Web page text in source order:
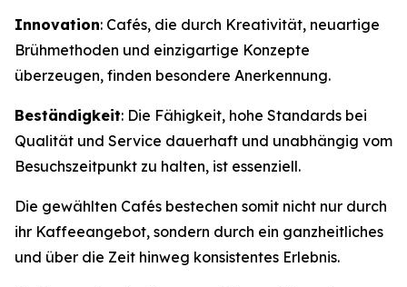
Innovation: Cafés, die durch Kreativität, neuartige
Brühmethoden und einzigartige Konzepte
überzeugen, finden besondere Anerkennung.
Beständigkeit: Die Fähigkeit, hohe Standards bei
Qualität und Service dauerhaft und unabhängig vom
Besuchszeitpunkt zu halten, ist essenziell.
Die gewählten Cafés bestechen somit nicht nur durch
ihr Kaffeeangebot, sondern durch ein ganzheitliches
und über die Zeit hinweg konsistentes Erlebnis.